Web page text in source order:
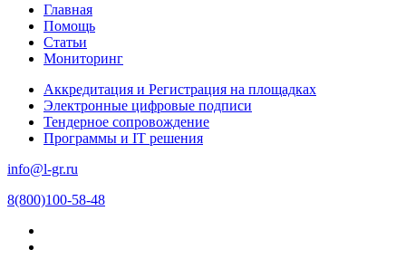
Главная
Помощь
Статьи
Мониторинг
Аккредитация и Регистрация на площадках
Электронные цифровые подписи
Тендерное сопровождение
Программы и IT решения
info@l-gr.ru
8(800)100-58-48